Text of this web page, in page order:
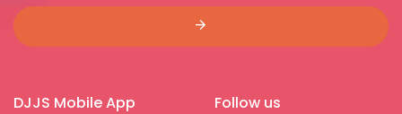
DJJS Mobile App Follow us